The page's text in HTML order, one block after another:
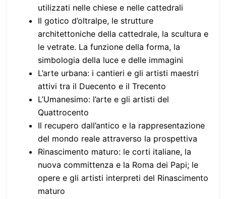
utilizzati nelle chiese e nelle cattedrali
Il gotico d’oltralpe, le strutture
architettoniche della cattedrale, la scultura e
le vetrate. La funzione della forma, la
simbologia della luce e delle immagini
L’arte urbana: i cantieri e gli artisti maestri
attivi tra il Duecento e il Trecento
L’Umanesimo: l’arte e gli artisti del
Quattrocento
Il recupero dall’antico e la rappresentazione
del mondo reale attraverso la prospettiva
Rinascimento maturo: le corti italiane, la
nuova committenza e la Roma dei Papi; le
opere e gli artisti interpreti del Rinascimento
maturo